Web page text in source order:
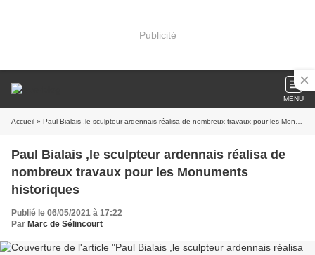
Publicité
MENU
Accueil » Paul Bialais ,le sculpteur ardennais réalisa de nombreux travaux pour les Monuments historiques
Paul Bialais ,le sculpteur ardennais réalisa de
nombreux travaux pour les Monuments
historiques
Publié le 06/05/2021 à 17:22
Par Marc de Sélincourt